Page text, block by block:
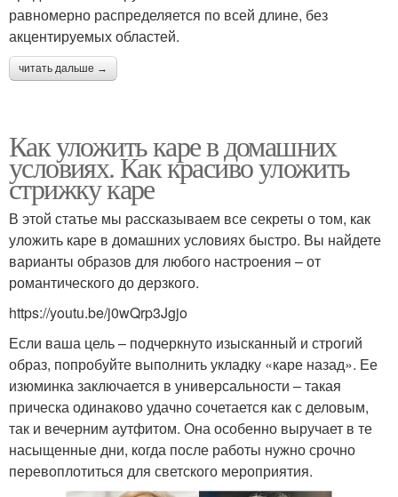
равномерно распределяется по всей длине, без
акцентируемых областей.
читать дальше →
Как уложить каре в домашних
условиях. Как красиво уложить
стрижку каре
В этой статье мы рассказываем все секреты о том, как
уложить каре в домашних условиях быстро. Вы найдете
варианты образов для любого настроения – от
романтического до дерзкого.
https://youtu.be/j0wQrp3Jgjo
Если ваша цель – подчеркнуто изысканный и строгий
образ, попробуйте выполнить укладку «каре назад». Ее
изюминка заключается в универсальности – такая
прическа одинаково удачно сочетается как с деловым,
так и вечерним аутфитом. Она особенно выручает в те
насыщенные дни, когда после работы нужно срочно
перевоплотиться для светского мероприятия.